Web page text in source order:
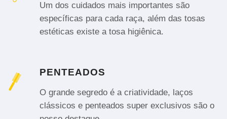
Um dos cuidados mais importantes são
específicas para cada raça, além das tosas
estéticas existe a tosa higiênica.
PENTEADOS
O grande segredo é a criatividade, laços
clássicos e penteados super exclusivos são o